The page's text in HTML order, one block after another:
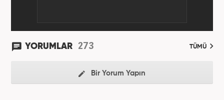
YORUMLAR 273 TÜMÜ
Bir Yorum Yapın